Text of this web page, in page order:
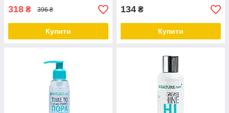
318 ₴ 396 ₴
Купити
134 ₴
Купити